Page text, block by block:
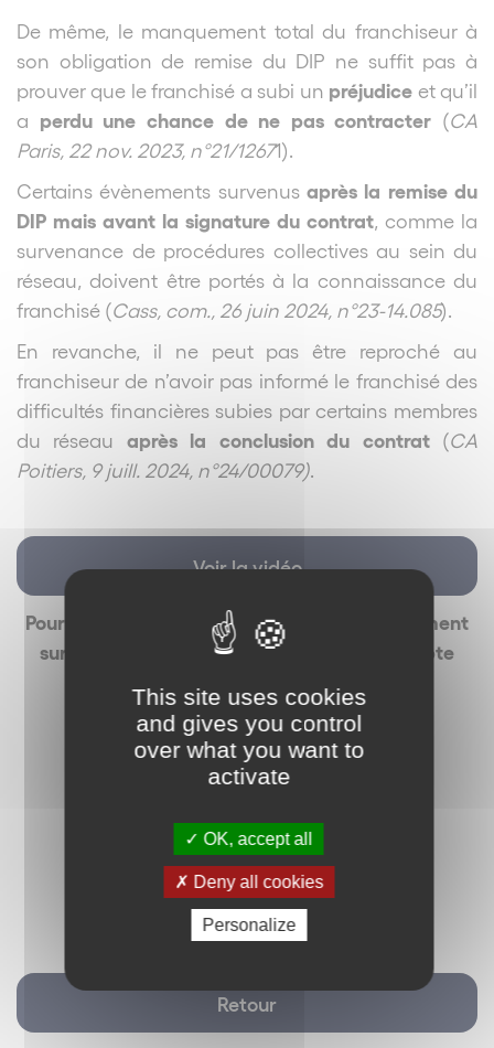
De même, le manquement total du franchiseur à
son obligation de remise du DIP ne suffit pas à
prouver que le franchisé a subi un préjudice et qu’il
a perdu une chance de ne pas contracter (CA
Paris, 22 nov. 2023, n°21/12671).
Certains évènements survenusaprès la remise du
DIP mais avant la signature du contrat , comme la
survenance de procédures collectives au sein du
réseau, doivent être portés à la connaissance du
franchisé (Cass, com., 26 juin 2024, n°23-14.085).
En revanche, il ne peut pas être reproché au
franchiseur de n’avoir pas informé le franchisé des
difficultés financières subies par certains membres
du réseau après la conclusion du contrat(CA
Poitiers, 9 juill. 2024, n°24/00079)
Voir la vidéo
Pour recevoir La Minute des Réseaux directement
sur votre téléphone portable via notre compte
vous pouvez scanner notre QR code :
Retour
This site uses cookies
and gives you control
over what you want to
activate
OK, accept all
Deny all cookies
Personalize